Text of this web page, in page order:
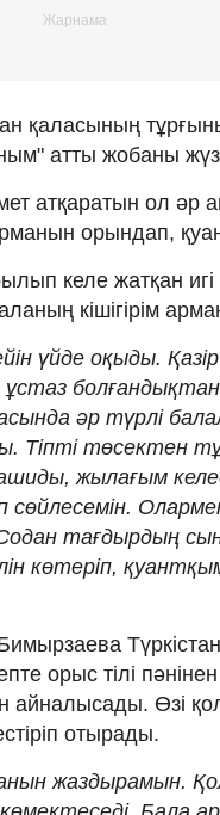
қаласының
атты жобаны
атқаратын ол әр
орындап,
келе жатқан
кішігірім
үйде оқыды.
ұстаз
әр түрлі
Тіпті төсектен
жылағым
тағдырдың
көтеріп,
орыс тілі
айналысады. Өзі
отырады.
жаздырамын.